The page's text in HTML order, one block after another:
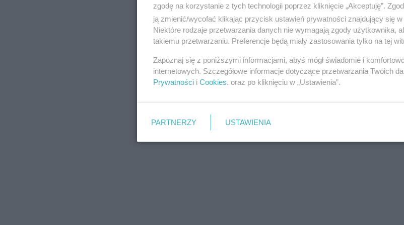
zgodę na korzystanie z tych technologii poprzez kliknięcie „Akceptuję”.
ją zmienić/wycofać klikając przycisk ustawień prywatności znajdujący się
Niektóre rodzaje przetwarzania danych nie wymagają zgody użytkownika,
takiemu przetwarzaniu. Preferencje będą miały zastosowania tylko na tej
Zapoznaj się z poniższymi informacjami, abyś mógł świadomie i
internetowych. Szczegółowe informacje dotyczące przetwarzania Twoich
Prywatności i Cookies. oraz po kliknięciu w „Ustawienia”.
PARTNERZY USTAWIENIA